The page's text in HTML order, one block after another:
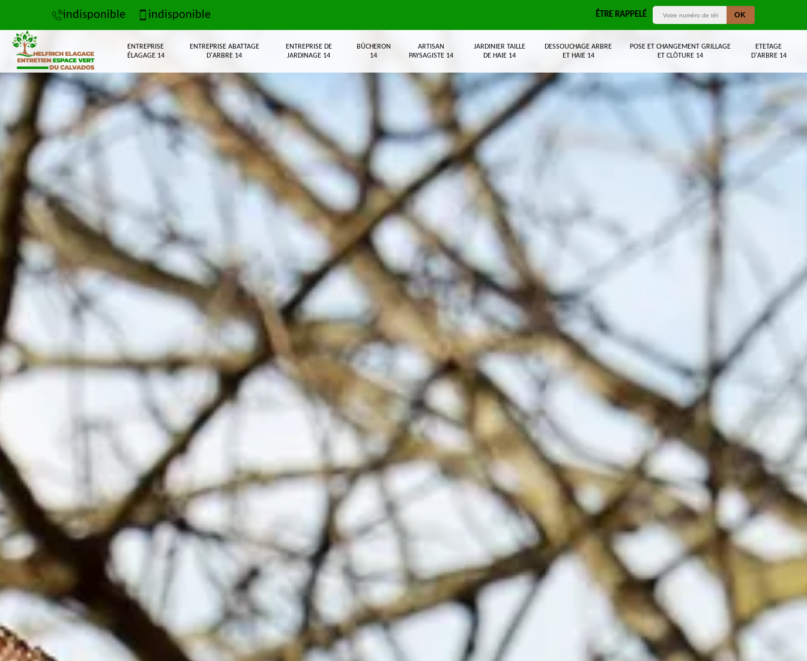
indisponible indisponible ÊTRE RAPPELÉ
ENTREPRISE
ÉLAGAGE 14
ENTREPRISE ABATTAGE
D'ARBRE 14
ENTREPRISE DE
JARDINAGE 14
BÛCHERON
14
ARTISAN
PAYSAGISTE 14
JARDINIER TAILLE
DE HAIE 14
DESSOUCHAGE ARBRE
ET HAIE 14
POSE ET CHANGEMENT GRILLAGE
ET CLÔTURE 14
ETETAGE
D'ARBRE 14